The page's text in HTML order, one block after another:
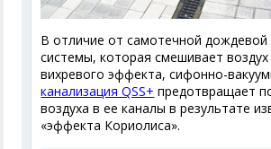
В отличие от самотечной
системы, которая смешивает воздух
вихревого эффекта, сифонно-
канализация QSS+ предотвращает
воздуха в ее каналы в результате
«эффекта Кориолиса».